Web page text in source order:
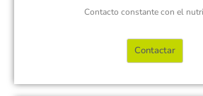
Contacto constante con el
Contactar